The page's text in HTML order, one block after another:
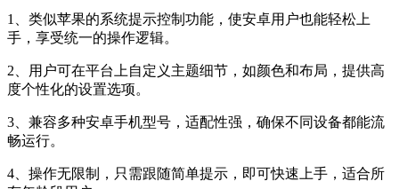
1、类似苹果的系统提示控制功能，使安卓用户也能轻松上
手，享受统一的操作逻辑。
2、用户可在平台上自定义主题细节，如颜色和布局，提供高
度个性化的设置选项。
3、兼容多种安卓手机型号，适配性强，确保不同设备都能流
畅运行。
4、操作无限制，只需跟随简单提示，即可快速上手，适合所